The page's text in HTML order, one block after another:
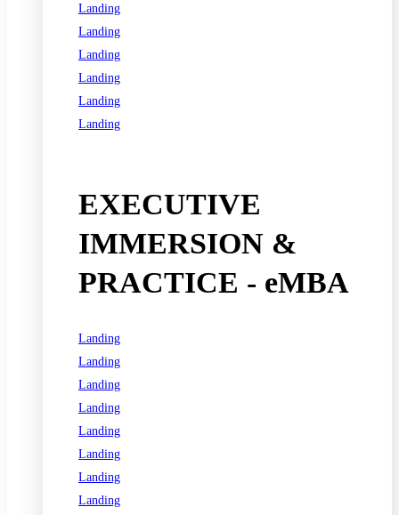
Landing
Landing
Landing
Landing
Landing
Landing
EXECUTIVE
IMMERSION &
PRACTICE - eMBA
Landing
Landing
Landing
Landing
Landing
Landing
Landing
Landing